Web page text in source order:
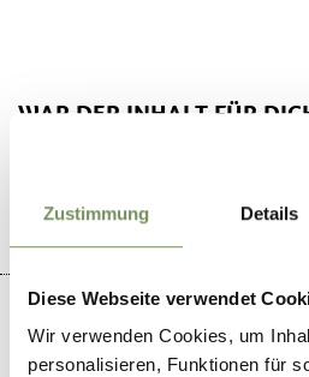
Zustimmung Details
Diese Webseite verwendet
Wir verwenden Cookies, um
personalisieren, Funktionen für
WAR DER INHALT FÜR